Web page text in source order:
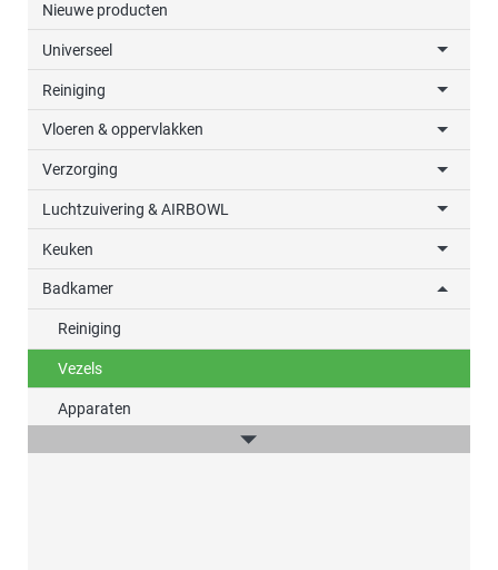
Nieuwe producten
Universeel
Reiniging
Vloeren & oppervlakken
Verzorging
Luchtzuivering & AIRBOWL
Keuken
Badkamer
Reiniging
Vezels
Apparaten